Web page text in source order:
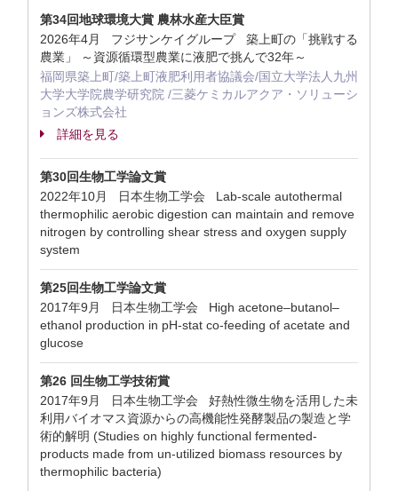
第34回地球環境大賞 農林水産大臣賞
2026年4月 フジサンケイグループ 築上町の「挑戦する
農業」 ～資源循環型農業に液肥で挑んで32年～
福岡県築上町/築上町液肥利用者協議会/国立大学法人九州
大学大学院農学研究院 /三菱ケミカルアクア・ソリューシ
ョンズ株式会社
詳細を見る
第30回生物工学論文賞
2022年10月 日本生物工学会 Lab-scale autothermal
thermophilic aerobic digestion can maintain and remove
nitrogen by controlling shear stress and oxygen supply
system
第25回生物工学論文賞
2017年9月 日本生物工学会 High acetone–butanol–
ethanol production in pH-stat co-feeding of acetate and
glucose
第26 回生物工学技術賞
2017年9月 日本生物工学会 好熱性微生物を活用した未
利用バイオマス資源からの高機能性発酵製品の製造と学
術的解明 (Studies on highly functional fermented-
products made from un-utilized biomass resources by
thermophilic bacteria)